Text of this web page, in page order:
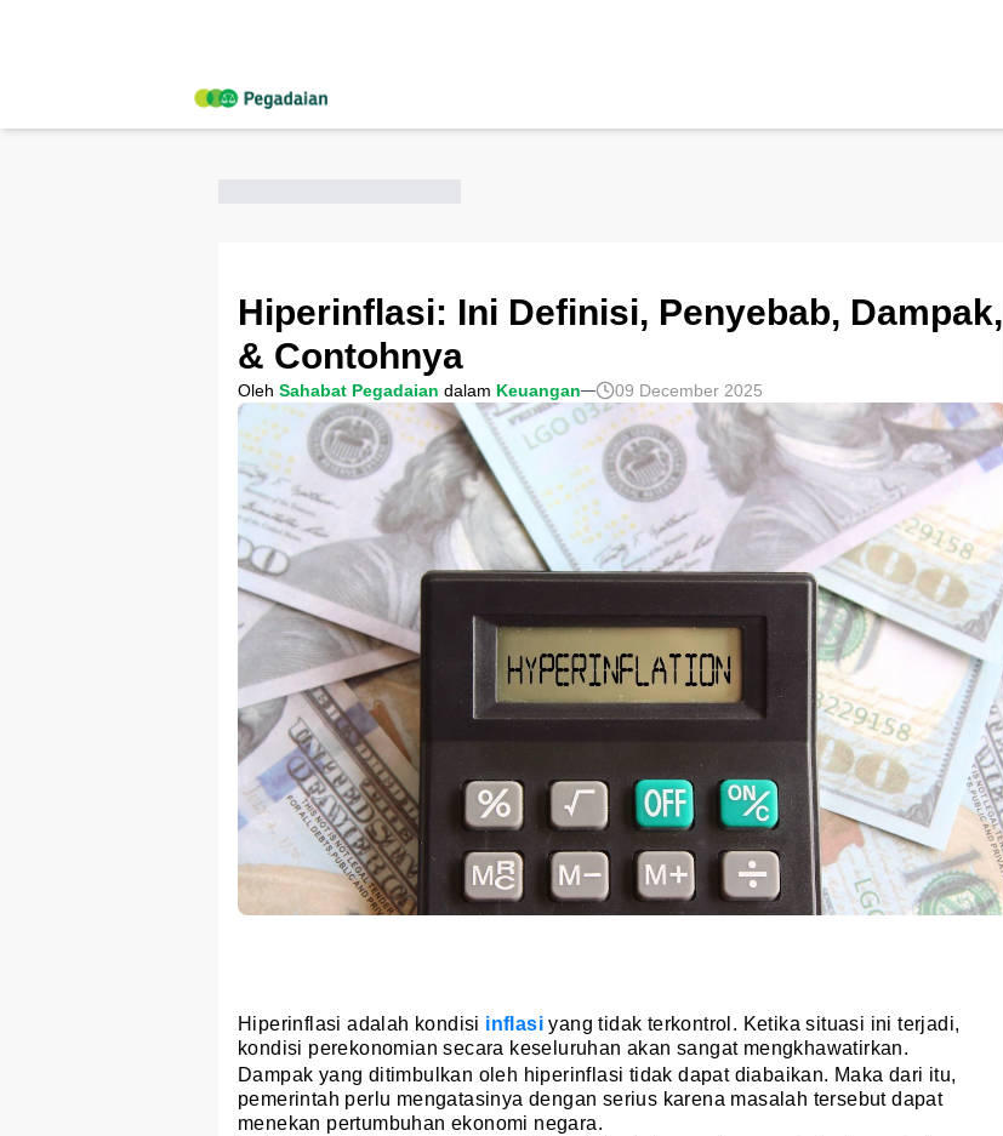
Hiperinflasi: Ini Definisi, Penyebab, Dampak,
& Contohnya
Oleh Sahabat Pegadaian dalam Keuangan 09 December 2025
Hiperinflasi adalah kondisi inflasi yang tidak terkontrol. Ketika situasi ini terjadi,
kondisi perekonomian secara keseluruhan akan sangat mengkhawatirkan.
Dampak yang ditimbulkan oleh hiperinflasi tidak dapat diabaikan. Maka dari itu,
pemerintah perlu mengatasinya dengan serius karena masalah tersebut dapat
menekan pertumbuhan ekonomi negara.